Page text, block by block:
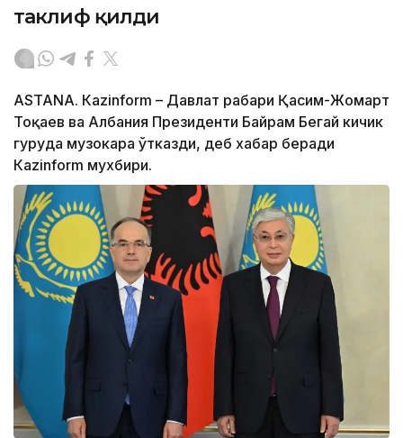
таклиф қилди
ASTANA. Кazinform – Давлат раҳбари Қасим-Жомарт
Тоқаев ва Албания Президенти Байрам Бегай кичик
гуруҳда музокара ўтказди, деб хабар беради
Каzinform мухбири.